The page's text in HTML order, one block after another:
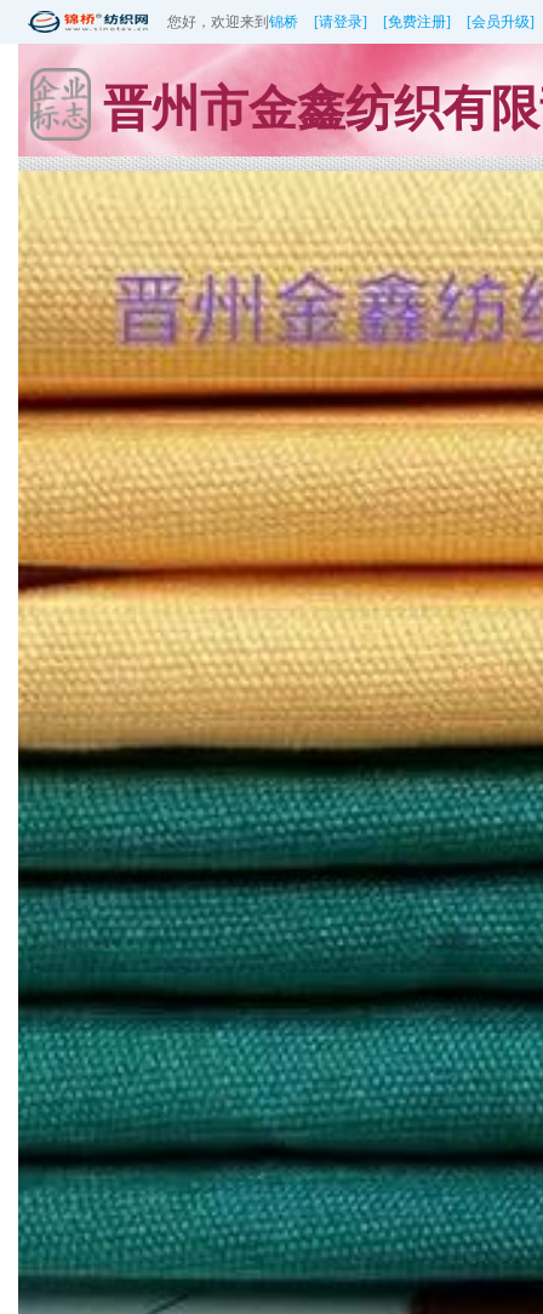
您好，欢迎来到 锦桥 [请登录] [免费注册] [会员升级]
晋州市金鑫纺织有